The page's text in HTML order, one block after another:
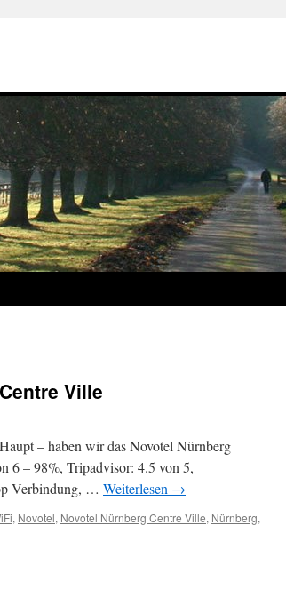
Ville
– haben wir das Novotel Nürnberg
6 – 98%, Tripadvisor: 4.5 von 5,
Verbindung, … Weiterlesen →
, Novotel, Novotel Nürnberg Centre Ville, Nürnberg,